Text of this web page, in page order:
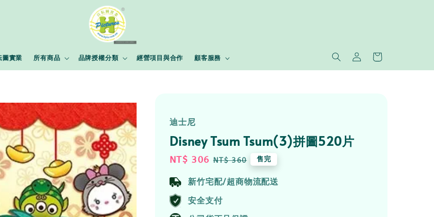
圖實業 所有商品 品牌授權分類 經營項目與合作 顧客服務
迪士尼
Disney Tsum Tsum(3)拼圖520片
Sale
NT$ 306 Regular
NT$ 360 售完
新竹宅配/超商物流配送
安全支付